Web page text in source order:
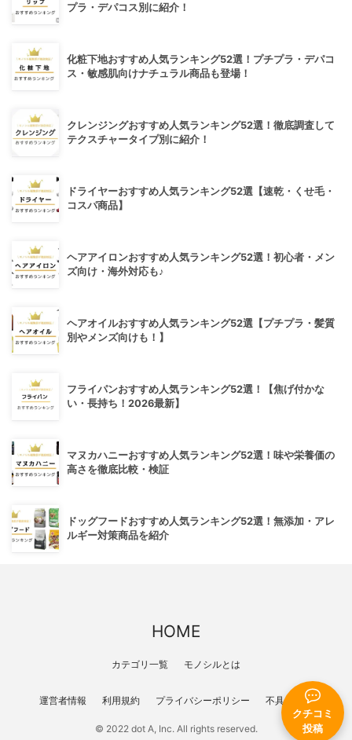
クチコミ
投稿
プラ・デパコス別に紹介！
化粧下地おすすめ人気ランキング52選！プチプラ・デパコ
ス・敏感肌向けナチュラル商品も登場！
クレンジングおすすめ人気ランキング52選！徹底調査して
テクスチャータイプ別に紹介！
ドライヤーおすすめ人気ランキング52選【速乾・くせ毛・
コスパ商品】
ヘアアイロンおすすめ人気ランキング52選！初心者・メン
ズ向け・海外対応も♪
ヘアオイルおすすめ人気ランキング52選【プチプラ・髪質
別やメンズ向けも！】
フライパンおすすめ人気ランキング52選！【焦げ付かな
い・長持ち！2026最新】
マヌカハニーおすすめ人気ランキング52選！味や栄養価の
高さを徹底比較・検証
ドッグフードおすすめ人気ランキング52選！無添加・アレ
ルギー対策商品を紹介
HOME
カテゴリ一覧 モノシルとは
運営者情報 利用規約 プライバシーポリシー 不具合報告
© 2022 dot A, Inc. All rights reserved.